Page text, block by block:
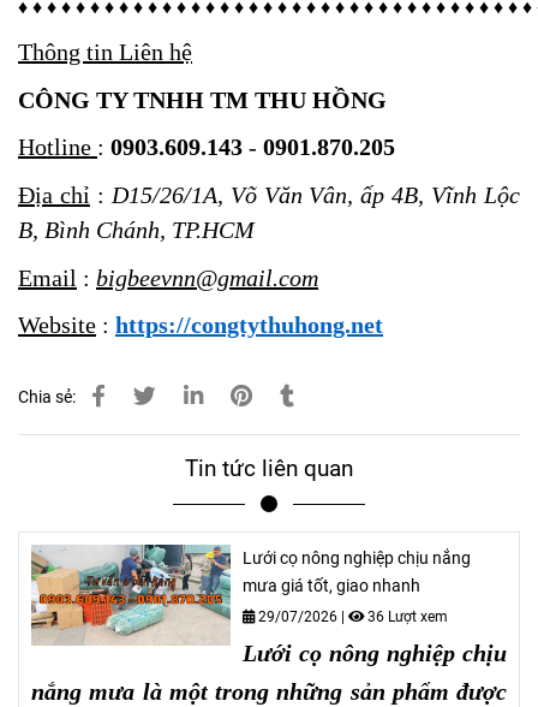
♦ ♦ ♦ ♦ ♦ ♦ ♦ ♦ ♦ ♦ ♦ ♦ ♦ ♦ ♦ ♦ ♦ ♦ ♦ ♦ ♦ ♦ ♦ ♦ ♦ ♦ ♦ ♦ ♦ ♦ ♦ ♦ ♦ ♦ ♦
Thông tin Liên hệ
CÔNG TY TNHH TM THU HỒNG
Hotline : 0903.609.143 - 0901.870.205
Địa chỉ : D15/26/1A, Võ Văn Vân, ấp 4B, Vĩnh Lộc
B, Bình Chánh, TP.HCM
Email : bigbeevnn@gmail.com
Website : https://congtythuhong.net
Chia sẻ:
Tin tức liên quan
Lưới cọ nông nghiệp chịu nắng
mưa giá tốt, giao nhanh
29/07/2026 | 36 Lượt xem
Lưới cọ nông nghiệp chịu
nắng mưa là một trong những sản phẩm được